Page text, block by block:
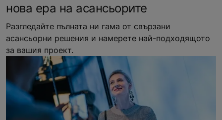
нова ера на асансьорите
Разгледайте пълната ни гама от свързани
асансьорни решения и намерете най-подходящото
за вашия проект.